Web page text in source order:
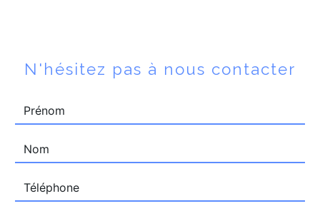
N'hésitez pas à nous contacter